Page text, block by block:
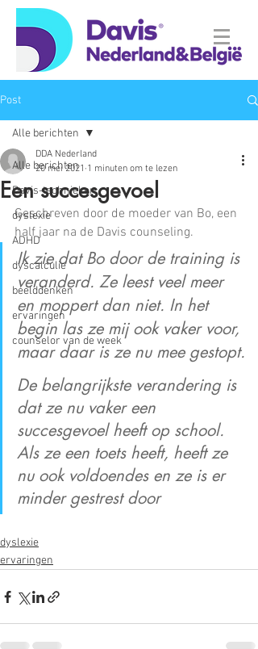
Post
Alle berichten
Davis-technieken
dyslexie
ADHD
dyscalculie
beelddenken
ervaringen
counselor van de week
Alle berichten
Een succesgevoel
DDA Nederland
20 mei 2021 1 minuten om te lezen
Geschreven door de moeder van Bo, een
half jaar na de Davis counseling.
Ik zie dat Bo door de training is
veranderd. Ze leest veel meer
en moppert dan niet. In het
begin las ze mij ook vaker voor,
maar daar is ze nu mee gestopt.
De belangrijkste verandering is
dat ze nu vaker een
succesgevoel heeft op school.
Als ze een toets heeft, heeft ze
nu ook voldoendes en ze is er
minder gestrest door
dyslexie
ervaringen